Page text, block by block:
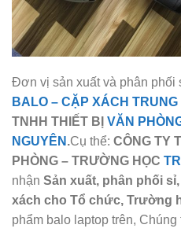
Đơn vị sản xuất và phân phối
BALO – CẶP XÁCH TRUNG
TNHH THIẾT BỊ VĂN
NGUYÊN .Cụ thể: CÔNG TY
PHÒNG – TRƯỜNG HỌC
nhận Sản xuất, phân phối
xách cho Tổ chức, Trường
phẩm balo laptop trên,